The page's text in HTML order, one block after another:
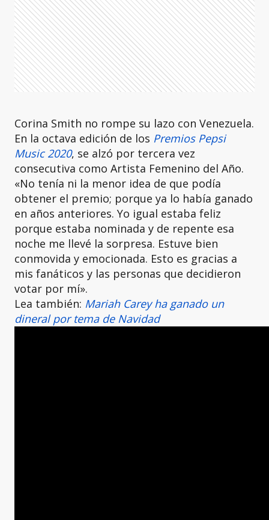
Corina Smith no rompe su lazo con Venezuela.
En la octava edición de los Premios Pepsi
Music 2020, se alzó por tercera vez
consecutiva como Artista Femenino del Año.
«No tenía ni la menor idea de que podía
obtener el premio; porque ya lo había ganado
en años anteriores. Yo igual estaba feliz
porque estaba nominada y de repente esa
noche me llevé la sorpresa. Estuve bien
conmovida y emocionada. Esto es gracias a
mis fanáticos y las personas que decidieron
votar por mí».
Lea también: Mariah Carey ha ganado un
dineral por tema de Navidad